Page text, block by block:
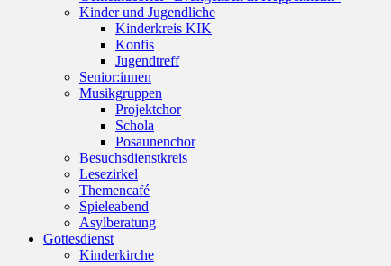
Kinder und Jugendliche
Kinderkreis KIK
Konfis
Jugendtreff
Senior:innen
Musikgruppen
Projektchor
Schola
Posaunenchor
Besuchsdienstkreis
Lesezirkel
Themencafé
Spieleabend
Asylberatung
Gottesdienst
Kinderkirche